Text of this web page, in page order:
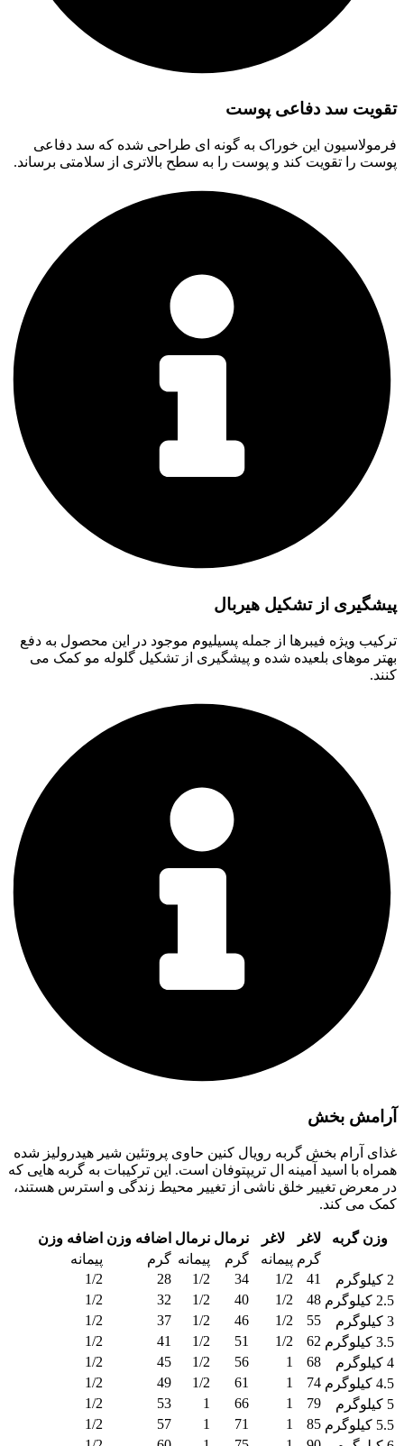
تقویت سد دفاعی پوست
فرمولاسیون این خوراک به گونه ای طراحی شده که سد دفاعی
پوست را تقویت کند و پوست را به سطح بالاتری از سلامتی برساند.
پیشگیری از تشکیل هیربال
ترکیب ویژه فیبرها از جمله پسیلیوم موجود در این محصول به دفع
بهتر موهای بلعیده شده و پیشگیری از تشکیل گلوله مو کمک می
کنند.
آرامش بخش
غذای آرام بخش گربه رویال کنین حاوی پروتئین شیر هیدرولیز شده
همراه با اسید آمینه ال تریپتوفان است. این ترکیبات به گربه هایی که
در معرض تغییر خلق ناشی از تغییر محیط زندگی و استرس هستند،
کمک می کند.
وزن گربه لاغر لاغر نرمال نرمال اضافه وزن اضافه وزن
گرم پیمانه گرم پیمانه گرم
پیمانه
2 کیلوگرم
41
1/2
34
1/2
28
1/2
2.5 کیلوگرم
48
1/2
40
1/2
32
1/2
3 کیلوگرم
55
1/2
46
1/2
37
1/2
3.5 کیلوگرم
62
1/2
51
1/2
41
1/2
4 کیلوگرم
68
1
56
1/2
45
1/2
4.5 کیلوگرم
74
1
61
1/2
49
1/2
5 کیلوگرم
79
1
66
1
53
1/2
5.5 کیلوگرم
85
1
71
1
57
1/2